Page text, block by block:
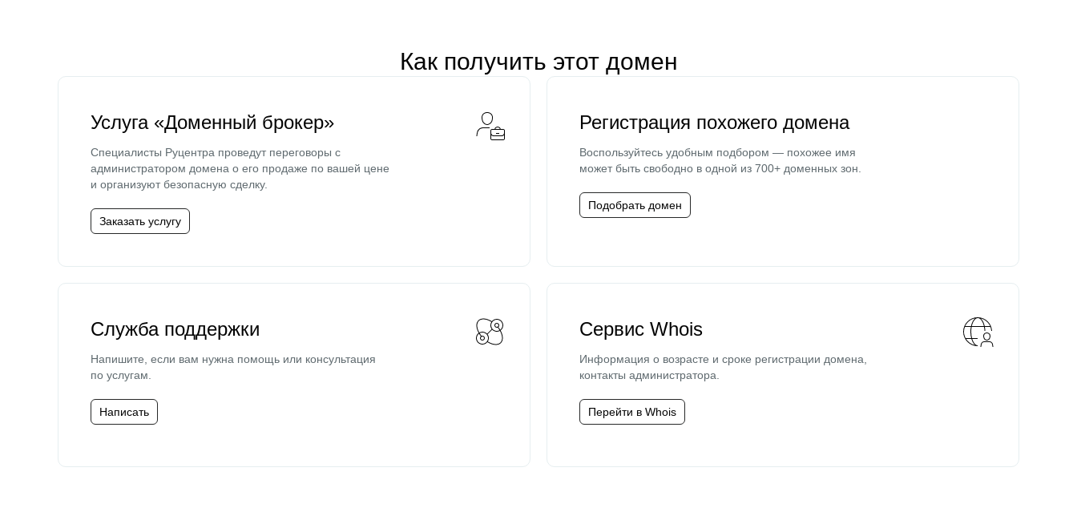
Как получить этот домен
Услуга «Доменный брокер»
Специалисты Руцентра проведут переговоры с
администратором домена о его продаже по вашей цене
и организуют безопасную сделку.
Заказать услугу
Регистрация похожего домена
Воспользуйтесь удобным подбором — похожее имя
может быть свободно в одной из 700+ доменных зон.
Подобрать домен
Служба поддержки
Напишите, если вам нужна помощь или консультация
по услугам.
Написать
Сервис Whois
Информация о возрасте и сроке регистрации домена,
контакты администратора.
Перейти в Whois